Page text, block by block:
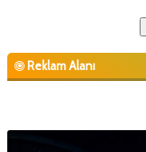
Reklam Alanı